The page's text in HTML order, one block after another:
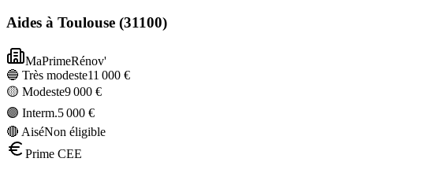
Aides à Toulouse (31100)
MaPrimeRénov'
🔵 Très modeste11 000 €
🟡 Modeste9 000 €
🟣 Interm.5 000 €
🔴 AiséNon éligible
Prime CEE